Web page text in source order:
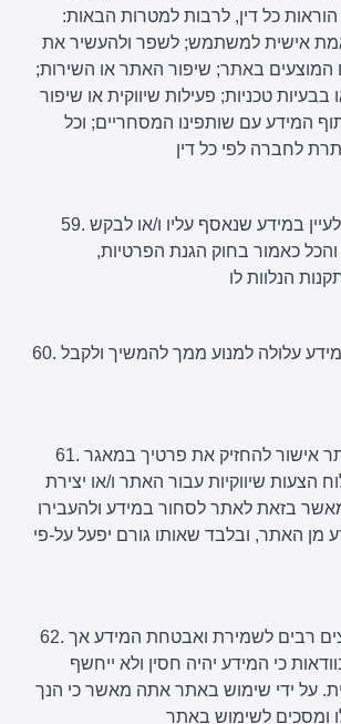
הוראות כל דין, לרבות למטרות הבאות:
אישית למשתמש; לשפר ולהעשיר את
המוצעים באתר; שיפור האתר או השירות;
בבעיות טכניות; פעילות שיווקית או שיפור
המידע עם שותפינו המסחריים; וכל
59. כל משתמש רשאי לעיין במידע שנאסף עליו ו/או לבקש
כאמור בחוק הגנת הפרטיות,
60. יודגש, כי מחיקת המידע עלולה למנוע ממך להמשיך ולקבל
61. הנך נותן בזאת לאתר אישור להחזיק את פרטיך במאגר
הצעות שיווקיות עבור האתר ו/או יצירת
בזאת לאתר לסחור במידע ולהעבירו
מן האתר, ובלבד שאותו גורם יפעל על-פי
62. האתר עושה מאמצים רבים לשמירת ואבטחת המידע אך
כי המידע יהיה חסין ולא ייחשף
על ידי שימוש באתר אתה מאשר כי הנך